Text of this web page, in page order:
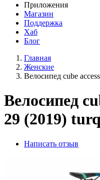
Приложения
Магазин
Поддержка
Хаб
Блог
Главная
Женскиe
Велосипед cube
Велосипед
29 (2019)
Написать отзыв